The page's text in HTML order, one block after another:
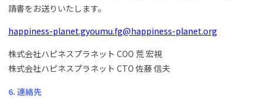
請書をお送りいたします。
happiness-planet.gyoumu.fg@happiness-planet.org
株式会社ハピネスプラネット COO 荒 宏視
株式会社ハピネスプラネット CTO 佐藤 信夫
6. 連絡先